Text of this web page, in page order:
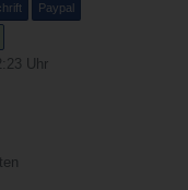
Paypal
Uhr